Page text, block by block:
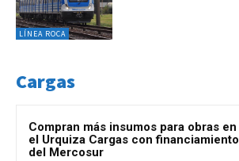
LÍNEA ROCA
Cargas
Compran más insumos para obras en
el Urquiza Cargas con financiamiento
del Mercosur